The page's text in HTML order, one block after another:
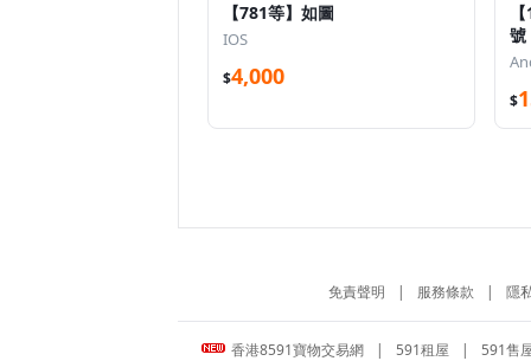
【781等】如圖
IOS
$4,000
號
$
免責聲明 | 服務條款 | 隱
香港8591寶物交易網 | 591租屋 | 591售